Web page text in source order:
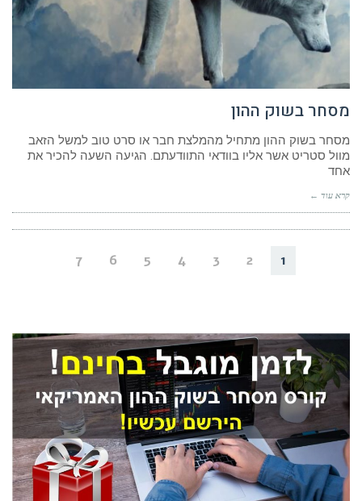
מסחר בשוק ההון
מסחר בשוק ההון מתחיל מהמלצת חבר או סרט טוב למשל הזאב
מוול סטריט אשר אליו בוודאי התוודעתם. הגיעה השעה להכיר את
אחד
קרא עוד ←
1
2
3
4
5
6
7